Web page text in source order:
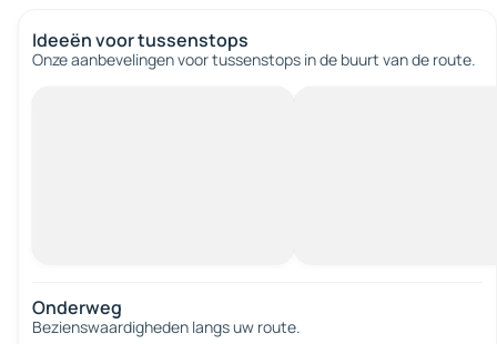
Ideeën voor tussenstops
Onze aanbevelingen voor tussenstops in de buurt van de route.
Onderweg
Bezienswaardigheden langs uw route.